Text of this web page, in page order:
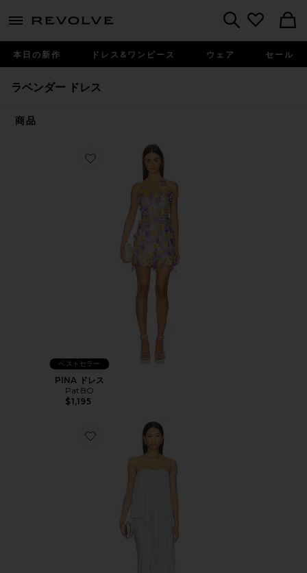
menu - shows more content
本日の新作 ドレス&ワンピース ウェア セール
ラベンダー ドレス
商品
Favorite PINA ドレス
ベストセラー
PINA ドレス
PatBO
$1,195
Favorite MARTINA セット